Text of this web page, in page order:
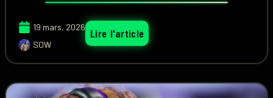
19 mars, 2026
SOW
Lire l'article